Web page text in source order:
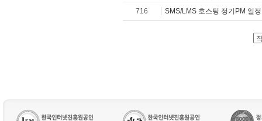
716 SMS/LMS 호스팅 정기PM 일